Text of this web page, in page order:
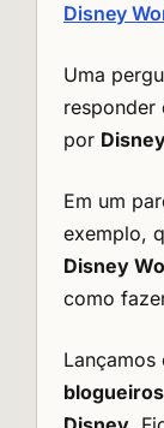
Disney
Uma
responder
por
Em um
exemplo,
Disney
como
blogueiros